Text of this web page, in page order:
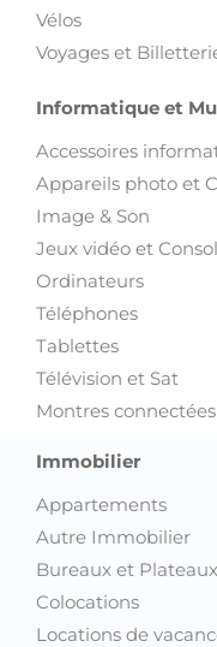
Vélos
Voyages et
Informatique et
Accessoires
Appareils photo et
Image & Son
Jeux vidéo et
Ordinateurs
Téléphones
Tablettes
Télévision et Sat
Montres connectées
Immobilier
Appartements
Autre Immobilier
Bureaux et Plateaux
Colocations
Locations de